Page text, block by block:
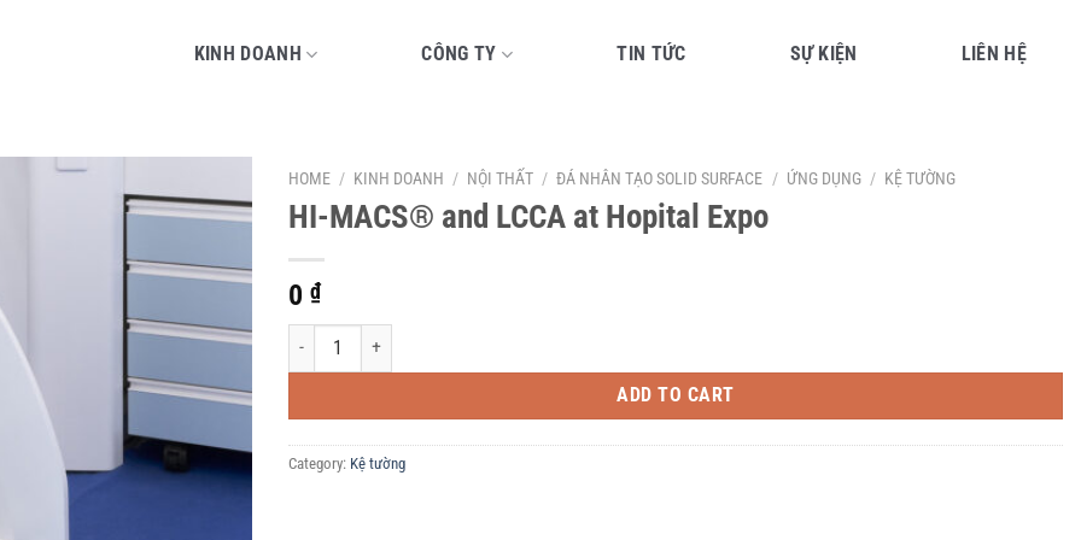
KINH DOANH CÔNG TY TIN TỨC SỰ KIỆN LIÊN HỆ
HOME / KINH DOANH / NỘI THẤT / ĐÁ NHÂN TẠO SOLID SURFACE / ỨNG DỤNG / KỆ TƯỜNG
HI-MACS® and LCCA at Hopital Expo
0 ₫
HI-MACS® and LCCA at Hopital Expo quantity
ADD TO CART
Category: Kệ tường